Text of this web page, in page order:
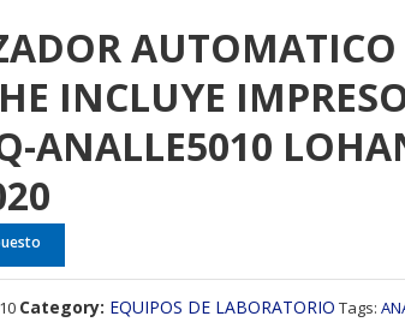
AUTOMATICO
INCLUYE
ANALLE5010
Category: EQUIPOS DE LABORATORIO Tags: